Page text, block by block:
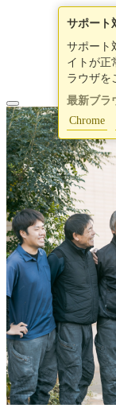
サポート
サポート
イトが正
ラウザを
最新ブラ
Chrome